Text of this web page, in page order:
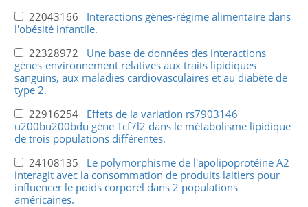
22043166 Interactions gènes-régime alimentaire dans
l'obésité infantile.
22328972 Une base de données des interactions
gènes-environnement relatives aux traits lipidiques
sanguins, aux maladies cardiovasculaires et au diabète de
type 2.
22916254 Effets de la variation rs7903146
u200bu200bdu gène Tcf7l2 dans le métabolisme lipidique
de trois populations différentes.
24108135 Le polymorphisme de l'apolipoprotéine A2
interagit avec la consommation de produits laitiers pour
influencer le poids corporel dans 2 populations
américaines.